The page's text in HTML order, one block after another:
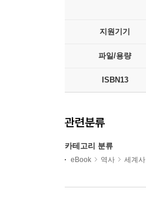
지원기기
파일/용량
ISBN13
관련분류
카테고리 분류
eBook 역사 세계사